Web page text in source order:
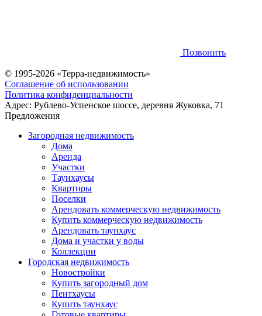
Позвонить
© 1995-2026 «Терра-недвижимость»
Соглашение об использовании
Политика конфиденциальности
Адрес: Рублево-Успенское шоссе, деревня Жуковка, 71
Предложения
Загородная недвижимость
Дома
Аренда
Участки
Таунхаусы
Квартиры
Поселки
Арендовать коммерческую недвижимость
Купить коммерческую недвижимость
Арендовать таунхаус
Дома и участки у воды
Коллекции
Городская недвижимость
Новостройки
Купить загородный дом
Пентхаусы
Купить таунхаус